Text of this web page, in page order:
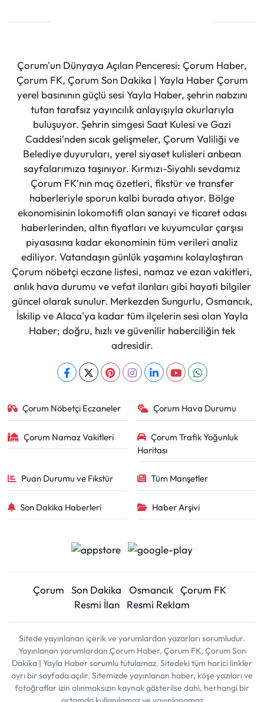
Çorum'un Dünyaya Açılan Penceresi: Çorum Haber,
Çorum FK, Çorum Son Dakika | Yayla Haber Çorum
yerel basınının güçlü sesi Yayla Haber, şehrin nabzını
tutan tarafsız yayıncılık anlayışıyla okurlarıyla
buluşuyor. Şehrin simgesi Saat Kulesi ve Gazi
Caddesi'nden sıcak gelişmeler, Çorum Valiliği ve
Belediye duyuruları, yerel siyaset kulisleri anbean
sayfalarımıza taşınıyor. Kırmızı-Siyahlı sevdamız
Çorum FK'nın maç özetleri, fikstür ve transfer
haberleriyle sporun kalbi burada atıyor. Bölge
ekonomisinin lokomotifi olan sanayi ve ticaret odası
haberlerinden, altın fiyatları ve kuyumcular çarşısı
piyasasına kadar ekonominin tüm verileri analiz
ediliyor. Vatandaşın günlük yaşamını kolaylaştıran
Çorum nöbetçi eczane listesi, namaz ve ezan vakitleri,
anlık hava durumu ve vefat ilanları gibi hayati bilgiler
güncel olarak sunulur. Merkezden Sungurlu, Osmancık,
İskilip ve Alaca'ya kadar tüm ilçelerin sesi olan Yayla
Haber; doğru, hızlı ve güvenilir haberciliğin tek
adresidir.
Çorum Nöbetçi Eczaneler Çorum Hava Durumu
Çorum Namaz Vakitleri
Çorum Trafik Yoğunluk
Haritası
Puan Durumu ve Fikstür Tüm Manşetler
Son Dakika Haberleri Haber Arşivi
Çorum Son Dakika Osmancık Çorum FK
Resmi İlan
Resmi Reklam
Sitede yayınlanan içerik ve yorumlardan yazarları sorumludur.
Yayınlanan yorumlardan Çorum Haber, Çorum FK, Çorum Son
Dakika | Yayla Haber sorumlu tutulamaz. Sitedeki tüm harici linkler
ayrı bir sayfada açılır. Sitemizde yayınlanan haber, köşe yazıları ve
fotoğraflar izin alınmaksızın kaynak gösterilse dahi, herhangi bir